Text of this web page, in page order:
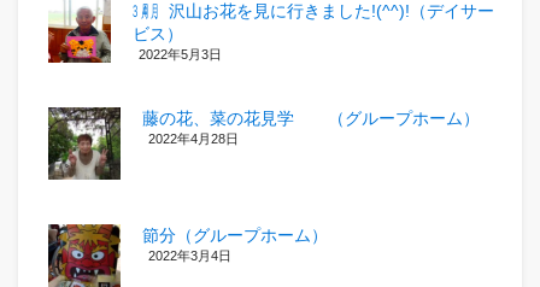
㋂㋃、沢山お花を見に行きました!(^^)!（デイサー
ビス）
2022年5月3日
藤の花、菜の花見学 （グループホーム）
2022年4月28日
節分（グループホーム）
2022年3月4日